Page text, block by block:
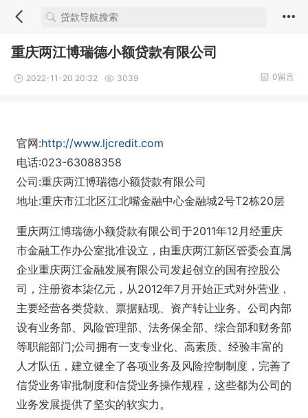
重庆两江博瑞德小额贷款有限公司
2022-11-20 20:32 3039 0留言
官网:http://www.ljcredit.com
电话:023-63088358
公司:重庆两江博瑞德小额贷款有限公司
地址:重庆市江北区江北嘴金融中心金融城2号T2栋20层
重庆两江博瑞德小额贷款有限公司于2011年12月经重庆
市金融工作办公室批准设立，由重庆两江新区管委会直属
企业重庆两江金融发展有限公司发起创立的国有控股公
司，注册资本柒亿元，从2012年7月开始正式对外营业，
主要经营各类贷款、票据贴现、资产转让业务。公司内部
设有业务部、风险管理部、法务保全部、综合部和财务部
等职能部门;公司拥有一支专业化、高素质、经验丰富的
人才队伍，建立健全了各项业务及风险控制制度，完善了
信贷业务审批制度和信贷业务操作规程，这些都为公司的
业务发展提供了坚实的软实力。